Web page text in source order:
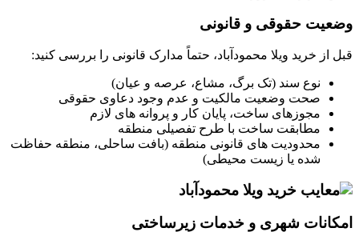
وضعیت حقوقی و قانونی
قبل از خرید ویلا محمودآباد، حتماً مدارک قانونی را بررسی کنید:
نوع سند (تک برگ، مشاع، عرصه و عیان)
صحت وضعیت مالکیت و عدم وجود دعاوی حقوقی
مجوزهای ساخت، پایان کار و پروانه های لازم
مطابقت ساخت با طرح تفصیلی منطقه
محدودیت های قانونی منطقه (بافت ساحلی، منطقه حفاظت
شده یا زیست محیطی)
امکانات شهری و خدمات زیرساختی